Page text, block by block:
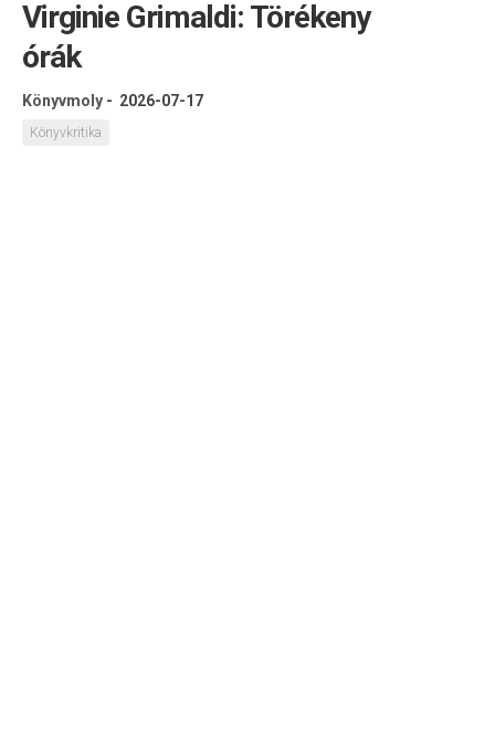
Virginie Grimaldi: Törékeny
órák
Könyvmoly - 2026-07-17
Könyvkritika